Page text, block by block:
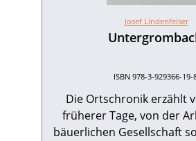
Josef Lindenfelser
ISBN 978-3-929366-19-
Die Ortschronik erzählt
früherer Tage, von der
bäuerlichen Gesellschaft